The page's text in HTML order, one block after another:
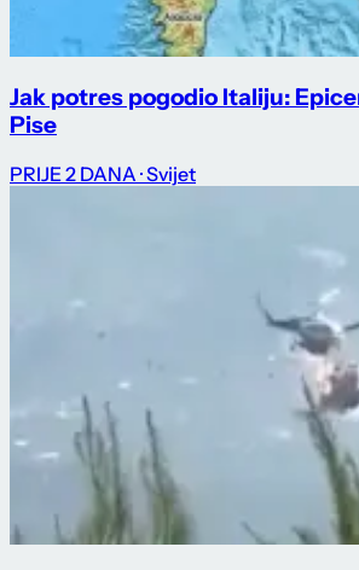
Jak potres pogodio Italiju:
Pise
PRIJE 2 DANA · Svijet